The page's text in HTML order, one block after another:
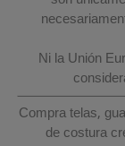
Ni la Unión
Compra telas,
de costura